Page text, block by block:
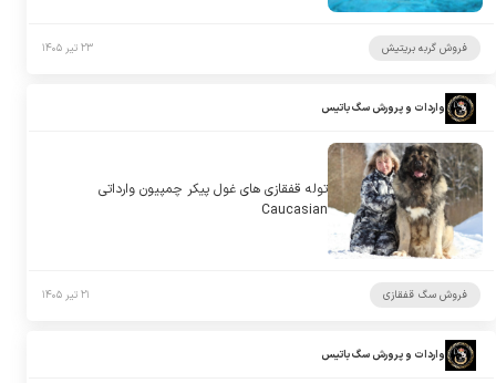
فروش گربه بریتیش ۲۳ تیر ۱۴۰۵
واردات و پرورش سگ باتیس
توله قفقازی های غول پیکر چمپیون وارداتی
Caucasian
فروش سگ قفقازی ۲۱ تیر ۱۴۰۵
واردات و پرورش سگ باتیس